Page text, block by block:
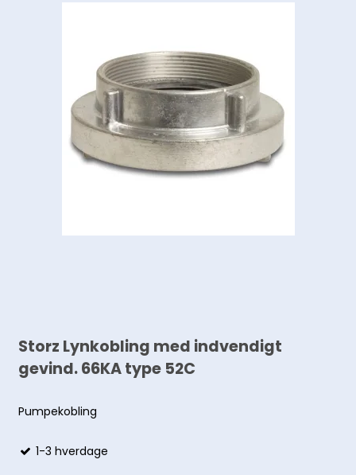
Storz Lynkobling med indvendigt
gevind. 66KA type 52C
Pumpekobling
1-3 hverdage